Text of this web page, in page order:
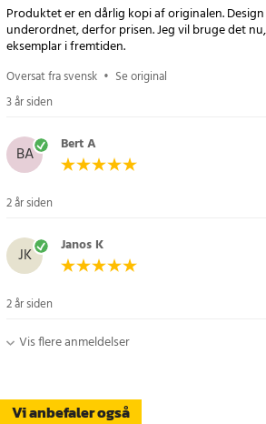
Vi anbefaler også
Produktet er en dårlig kopi af originalen.
underordnet, derfor prisen. Jeg vil bruge det
eksemplar i fremtiden.
Oversat fra svensk • Se original
3 år siden
BA Bert A
2 år siden
JK Janos K
2 år siden
Vis flere anmeldelser